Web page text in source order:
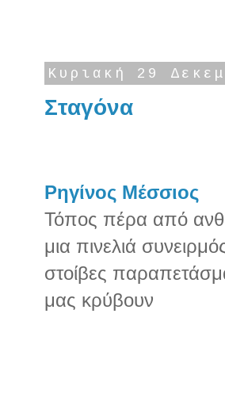
Κυριακή 29
Σταγόνα
Ρηγίνος Μέσσιος
Τόπος πέρα από
μια πινελιά
στοίβες
μας κρύβουν